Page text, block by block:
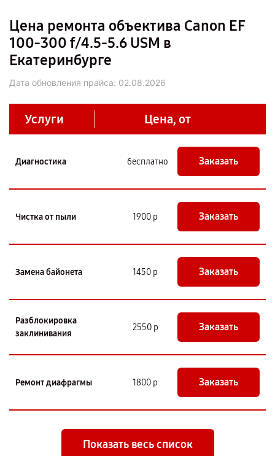
Цена ремонта объектива Canon EF
100-300 f/4.5-5.6 USM в
Екатеринбурге
Дата обновления прайса: 02.08.2026
Услуги Цена, от
Диагностика бесплатно Заказать
Чистка от пыли 1900 р Заказать
Замена байонета 1450 р Заказать
Разблокировка
заклинивания
2550 р Заказать
Ремонт диафрагмы 1800 р Заказать
Показать весь список